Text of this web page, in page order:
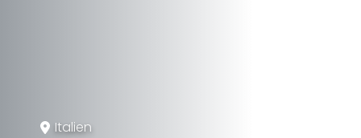
Italien